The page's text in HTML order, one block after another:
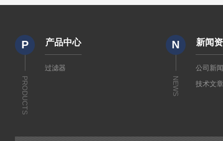
P
PRODUCTS
产品中心
过滤器
N
NEWS
新闻
公司新
技术文